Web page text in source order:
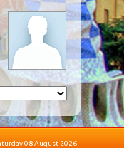
08 August 2026